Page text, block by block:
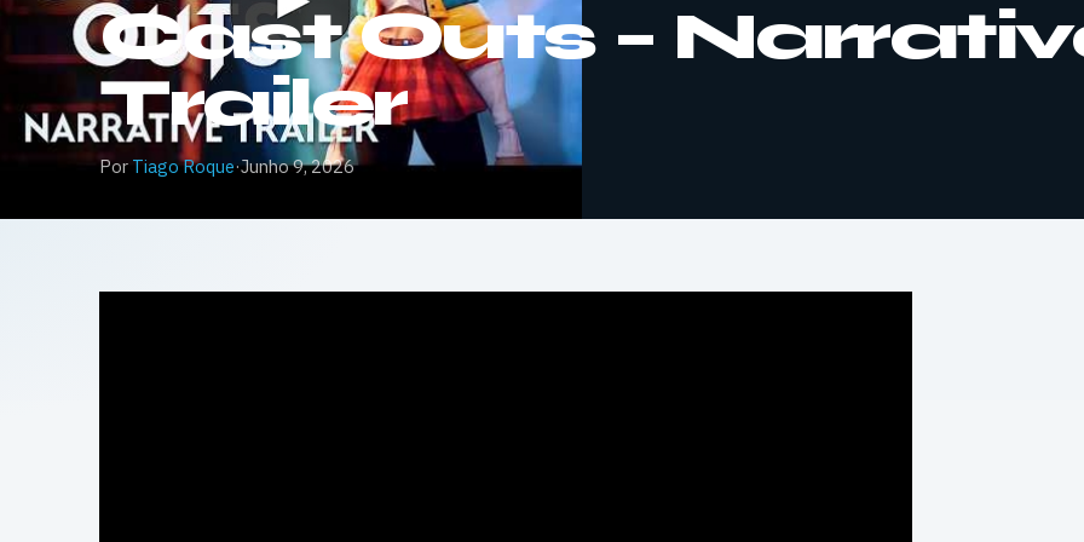
Cast Outs –
Trailer
Por Tiago Roque·Junho 9, 2026